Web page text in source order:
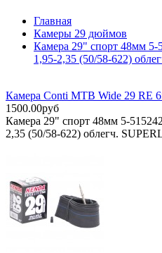
Главная
Камеры 29 дюймов
Камера 29" спорт 48мм 5-
1,95-2,35 (50/58-622)
Камера Conti MTB Wide 29 RE
1500.00руб
Камера 29" спорт 48мм 5-
2,35 (50/58-622) облегч.